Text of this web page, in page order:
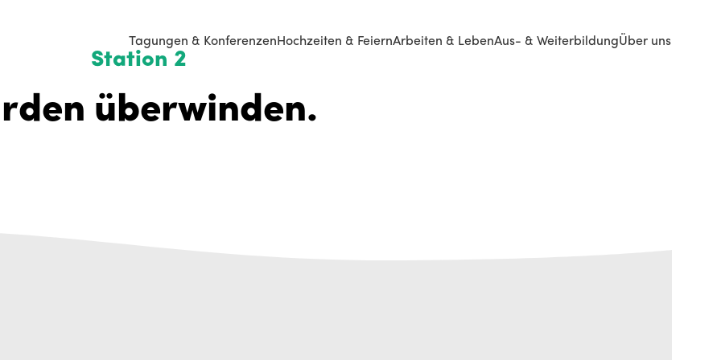
Tagungen & Konferenzen Hochzeiten & FeiernArbeiten & LebenAus- & WeiterbildungÜber uns
Station 2
überwinden.